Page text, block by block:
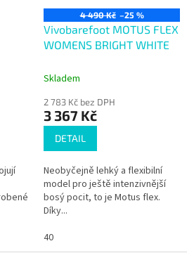
4 490 Kč –25 %
Vivobarefoot MOTUS FLEX
WOMENS BRIGHT WHITE
Skladem
2 783 Kč bez DPH
3 367 Kč
DETAIL
Neobyčejně lehký a flexibilní
model pro ještě intenzivnější
bosý pocit, to je Motus flex.
Díky...
40